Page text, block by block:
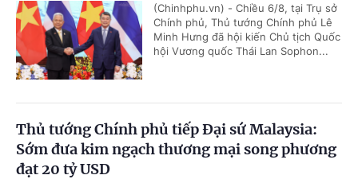
(Chinhphu.vn) - Chiều 6/8, tại Trụ sở
Chính phủ, Thủ tướng Chính phủ Lê
Minh Hưng đã hội kiến Chủ tịch Quốc
hội Vương quốc Thái Lan Sophon...
Thủ tướng Chính phủ tiếp Đại sứ Malaysia:
Sớm đưa kim ngạch thương mại song phương
đạt 20 tỷ USD